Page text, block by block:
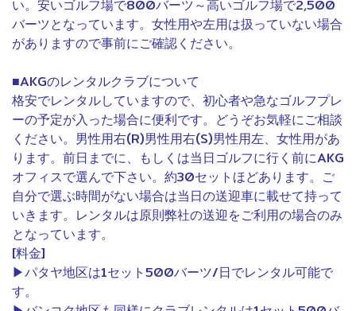
い。安いゴルフ場で800バーツ～高いゴルフ場で2,500
バーツとなっています。女性用や左用は扱っていない場合
がありますので事前にご確認ください。
■AKGのレンタルクラブについて
格安でレンタルしていますので、初心者や急なゴルフプレ
ーの予定が入った場合に便利です。どうぞお気軽にご相談
ください。男性用右(R)男性用右(S)男性用左、女性用があ
ります。前日までに、もしくは当日ゴルフに行く前にAKG
オフィスで選んで下さい。約30セットほどあります。ご
自分で選ぶ時間がない場合は当日の送迎車に載せて持って
いきます。レンタルは原則弊社の送迎をご利用の場合のみ
となっています。
[料金]
▶パタヤ地区は1セット500バーツ/日でレンタル可能で
す。